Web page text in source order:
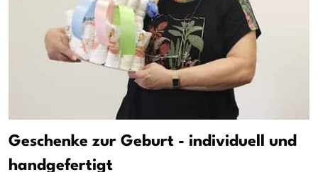
Geschenke zur Geburt - individuell und
handgefertigt